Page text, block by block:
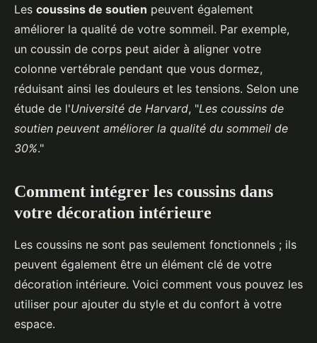
Les coussins de soutien peuvent également
améliorer la qualité de votre sommeil. Par exemple,
un coussin de corps peut aider à aligner votre
colonne vertébrale pendant que vous dormez,
réduisant ainsi les douleurs et les tensions. Selon une
étude de l'Université de Harvard, "Les coussins de
soutien peuvent améliorer la qualité du sommeil de
30%."
Comment intégrer les coussins dans
votre décoration intérieure
Les coussins ne sont pas seulement fonctionnels ; ils
peuvent également être un élément clé de votre
décoration intérieure. Voici comment vous pouvez les
utiliser pour ajouter du style et du confort à votre
espace.